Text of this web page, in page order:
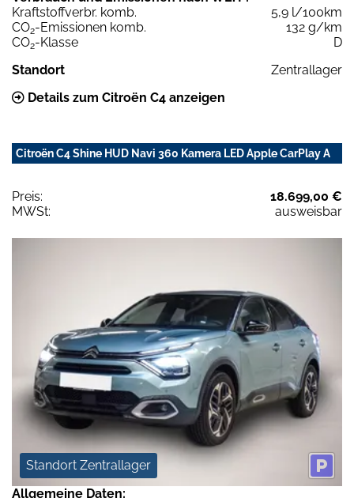
Kraftstoffverbr. komb.
5,9 l/100km
CO2-Emissionen komb.
132 g/km
CO2-Klasse
D
Standort
Zentrallager
Details zum Citroën C4 anzeigen
Citroën C4 Shine HUD Navi 360 Kamera LED Apple CarPlay A
Preis:
18.699,00 €
MWSt:
ausweisbar
Standort Zentrallager
Allgemeine Daten: